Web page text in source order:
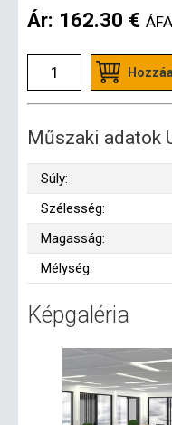
Ár: 162.30 €
Műszaki adatok
Súly:
Szélesség:
Magasság:
Mélység:
Képgaléria